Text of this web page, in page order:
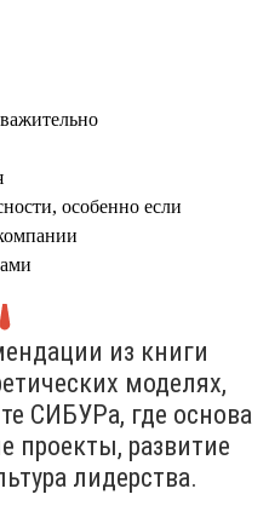
особенно если
из книги
моделях,
СИБУРа, где основа
проекты, развитие
лидерства.